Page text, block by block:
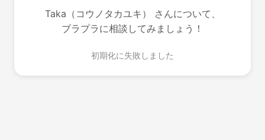
Taka（コウノタカユキ） さんについて、
ブラプラに相談してみましょう！
初期化に失敗しました